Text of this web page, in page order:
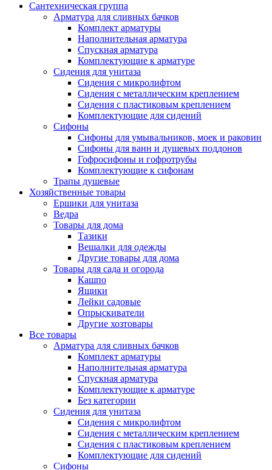
Сантехническая группа
Арматура для сливных бачков
Комплект арматуры
Наполнительная арматура
Спускная арматура
Комплектующие к арматуре
Сидения для унитаза
Сидения с микролифтом
Сидения с металлическим креплением
Сидения с пластиковым креплением
Комплектующие для сидений
Сифоны
Сифоны для умывальников, моек и раковин
Сифоны для ванн и душевых поддонов
Гофросифоны и гофротрубы
Комплектующие к сифонам
Трапы душевые
Хозяйственные товары
Ершики для унитаза
Ведра
Товары для дома
Тазики
Вешалки для одежды
Другие товары для дома
Товары для сада и огорода
Кашпо
Ящики
Лейки садовые
Опрыскиватели
Другие хозтовары
Все товары
Арматура для сливных бачков
Комплект арматуры
Наполнительная арматура
Спускная арматура
Комплектующие к арматуре
Без категории
Сидения для унитаза
Сидения с микролифтом
Сидения с металлическим креплением
Сидения с пластиковым креплением
Комплектующие для сидений
Сифоны